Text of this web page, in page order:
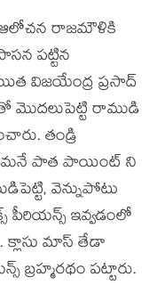
ఆలోచన రాజమౌళికి
పట్టిన
విజయేంద్ర ప్రసాద్
మొదలుపెట్టి రాముడి
తండ్రి
పాత పాయింట్ ని
వెన్నుపోటు
పీరియన్స్ ఇవ్వడంలో
క్లాసు మాస్ తేడా
పట్టారు.